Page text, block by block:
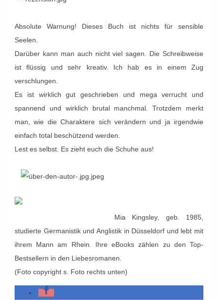
Absolute Warnung! Dieses Buch ist nichts für sensible
Seelen.
Darüber kann man auch nicht viel sagen. Die Schreibweise
ist flüssig und sehr kreativ. Ich hab es in einem Zug
verschlungen.
Es ist wirklich gut geschrieben und mega verrucht und
spannend und wirklich brutal manchmal. Trotzdem merkt
man, wie die Charaktere sich verändern und ja irgendwie
einfach total beschützend werden.
Lest es selbst. Es zieht euch die Schuhe aus!
Mia Kingsley, geb. 1985,
studierte Germanistik und Anglistik in Düsseldorf und lebt mit
ihrem Mann am Rhein. Ihre eBooks zählen zu den Top-
Bestsellern in den Liebesromanen.
(Foto copyright s. Foto rechts unten)